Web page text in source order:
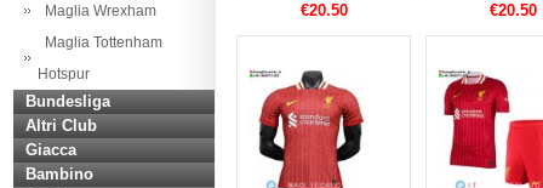
Maglia Wrexham
Maglia Tottenham
Hotspur
Bundesliga
Altri Club
Giacca
Bambino
€20.50 €20.50